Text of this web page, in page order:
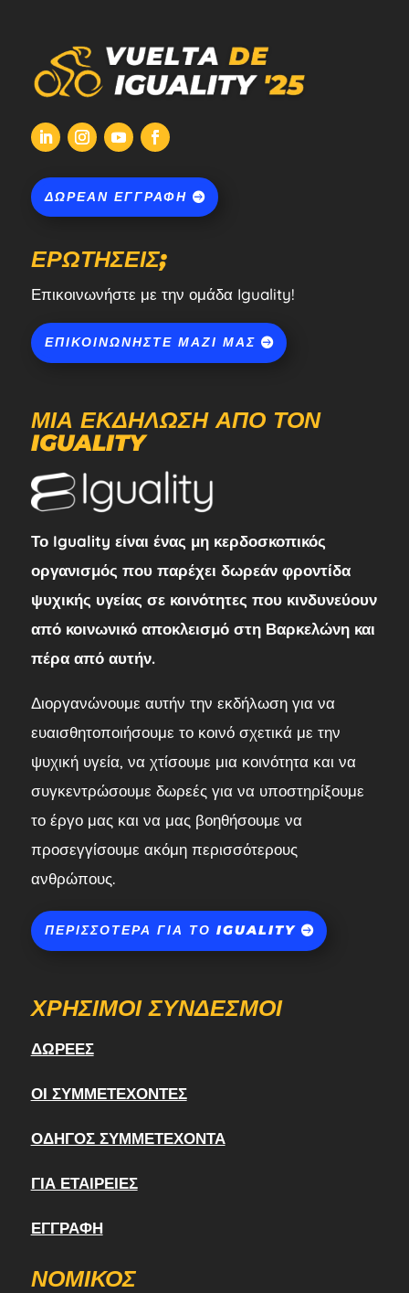
ΔΩΡΕΆΝ ΕΓΓΡΑΦΉ
ΕΡΩΤΉΣΕΙΣ;
Επικοινωνήστε με την ομάδα Iguality!
ΕΠΙΚΟΙΝΩΝΉΣΤΕ ΜΑΖΊ ΜΑΣ
ΜΙΑ ΕΚΔΉΛΩΣΗ ΑΠΌ ΤΟΝ
IGUALITY
Το Iguality είναι ένας μη κερδοσκοπικός
οργανισμός που παρέχει δωρεάν φροντίδα
ψυχικής υγείας σε κοινότητες που κινδυνεύουν
από κοινωνικό αποκλεισμό στη Βαρκελώνη και
πέρα από αυτήν.
Διοργανώνουμε αυτήν την εκδήλωση για να
ευαισθητοποιήσουμε το κοινό σχετικά με την
ψυχική υγεία, να χτίσουμε μια κοινότητα και να
συγκεντρώσουμε δωρεές για να υποστηρίξουμε
το έργο μας και να μας βοηθήσουμε να
προσεγγίσουμε ακόμη περισσότερους
ανθρώπους.
ΠΕΡΙΣΣΌΤΕΡΑ ΓΙΑ ΤΟ IGUALITY
ΧΡΉΣΙΜΟΙ ΣΎΝΔΕΣΜΟΙ
ΔΩΡΕΈΣ
ΟΙ ΣΥΜΜΕΤΈΧΟΝΤΕΣ
ΟΔΗΓΌΣ ΣΥΜΜΕΤΈΧΟΝΤΑ
ΓΙΑ ΕΤΑΙΡΕΊΕΣ
ΕΓΓΡΑΦΉ
ΝΟΜΙΚΌΣ